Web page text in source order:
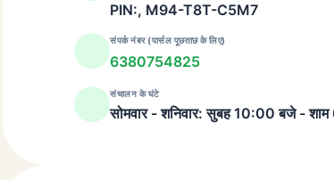
PIN:, M94-T8T-C5M7
संपर्क नंबर (पार्सल पूछताछ के लिए)
6380754825
संचालन के घंटे
सोमवार - शनिवार: सुबह 10:00 बजे -